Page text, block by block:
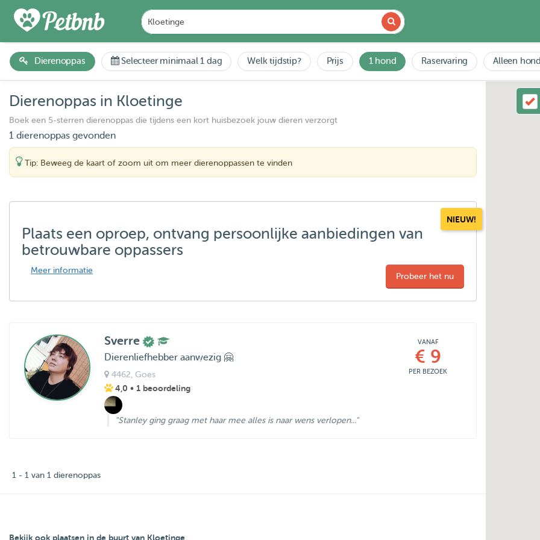
Dierenoppas Selecteer minimaal 1 dag Welk tijdstip? Prijs 1 hond Raservaring Alleen
Dierenoppas in Kloetinge
Boek een 5-sterren dierenoppas die tijdens een kort huisbezoek jouw dieren verzorgt
1 dierenoppas gevonden
Tip: Beweeg de kaart of zoom uit om meer dierenoppassen te vinden
NIEUW!
Plaats een oproep, ontvang persoonlijke aanbiedingen van
betrouwbare oppassers
Meer informatie
Probeer het nu
Sverre
Dierenliefhebber aanwezig 🤗
4462 , Goes
4,0 • 1 beoordeling
"Stanley ging graag met haar mee alles is naar wens verlopen..."
VANAF
€ 9
PER BEZOEK
1 - 1 van 1 dierenoppas
Bekijk ook plaatsen in de buurt van Kloetinge